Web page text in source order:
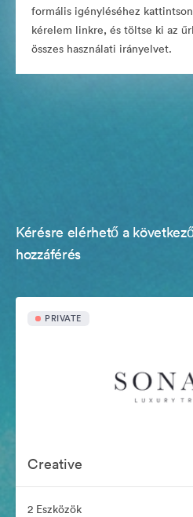
formális igényléséhez
kérelem linkre, és töltse ki az
összes használati irányelvet.
Kérésre elérhető a
hozzáférés
PRIVATE
Creative
2 Eszközök